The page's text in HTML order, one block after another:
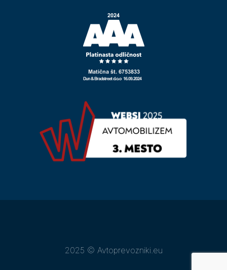
2025 © Avtoprevozniki.eu